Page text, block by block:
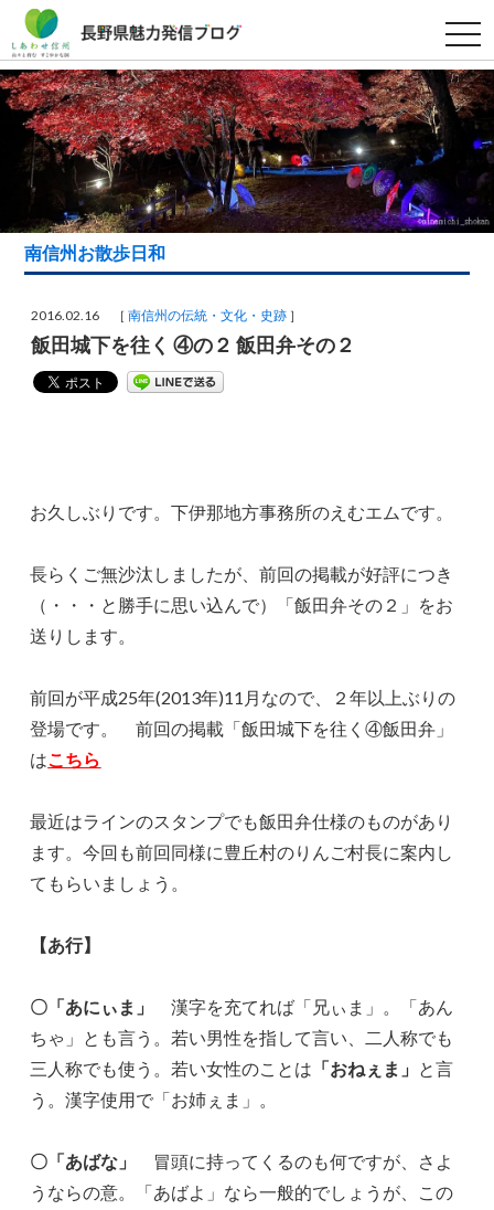
t
o
g
g
l
e
n
g
t
n
南信州お散歩日和
2016.02.16 ［南信州の伝統・文化・史跡 ］
飯田城下を往く ④の２ 飯田弁その２
お久しぶりです。下伊那地方事務所のえむエムです。
長らくご無沙汰しましたが、前回の掲載が好評につき
（・・・と勝手に思い込んで）「飯田弁その２」をお
送りします。
前回が平成25年(2013年)11月なので、２年以上ぶりの
登場です。 前回の掲載「飯田城下を往く④飯田弁」
はこちら
最近はラインのスタンプでも飯田弁仕様のものがあり
ます。今回も前回同様に豊丘村のりんご村長に案内し
てもらいましょう。
【あ行】
〇「あにぃま」
漢字を充てれば「兄ぃま」。「あん
ちゃ」とも言う。若い男性を指して言い、二人称でも
三人称でも使う。若い女性のことは 「おねぇま」 と言
う。漢字使用で「お姉ぇま」。
〇「あばな」
冒頭に持ってくるのも何ですが、さよ
うならの意。「あばよ」なら一般的でしょうが、この